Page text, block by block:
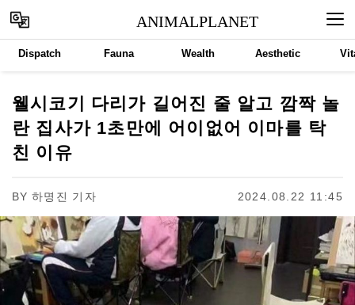
ANIMALPLANET
Dispatch Fauna Wealth Aesthetic
웰시코기 다리가 길어진 줄 알고 깜짝 놀
란 집사가 1초만에 어이없어 이마를 탁
친 이유
BY 하명진 기자 2024.08.22 11:45